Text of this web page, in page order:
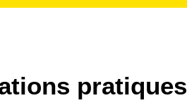
pratiques